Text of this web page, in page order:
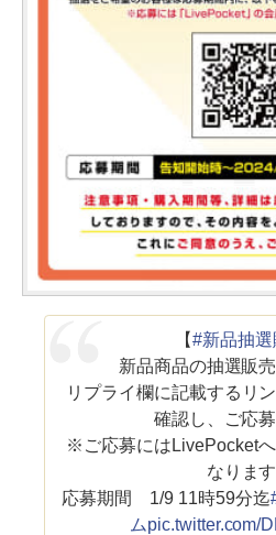
【#新品抽選
新品商品の抽選販
リプライ欄に記載するリ
確認し、ご応募
※ご応募にはLivePocket
なります
応募期間 1/9 11時59分迄
ムpic.twitter.com/